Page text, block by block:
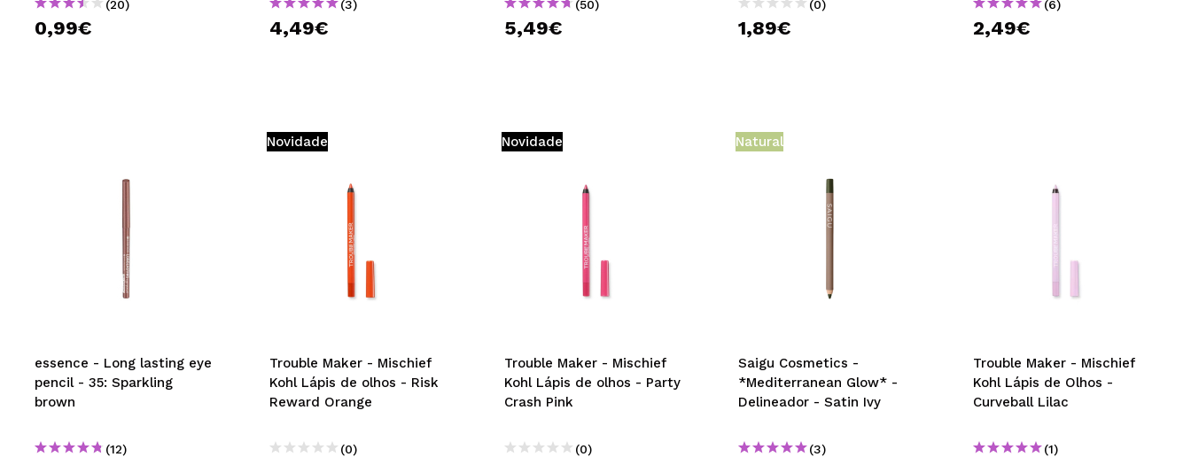
(20)
0,99€
(3)
4,49€
(50)
5,49€
(0)
1,89€
(6)
2,49€
essence - Long lasting eye
pencil - 35: Sparkling
brown
(12)
Novidade
Trouble Maker - Mischief
Kohl Lápis de olhos - Risk
Reward Orange
(0)
Novidade
Trouble Maker - Mischief
Kohl Lápis de olhos - Party
Crash Pink
(0)
Natural
Saigu Cosmetics -
*Mediterranean Glow* -
Delineador - Satin Ivy
(3)
Trouble Maker - Mischief
Kohl Lápis de Olhos -
Curveball Lilac
(1)